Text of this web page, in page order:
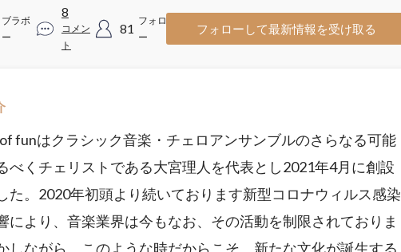
ブラボ
ー
8
コメン
ト
81
フォロワ
ー
フォローして最新情報を受け取る
funはクラシック音楽・チェロアンサンブルのさらなる可能
べくチェリストである大宮理人を代表とし2021年4月に創設
た。2020年初頭より続いております新型コロナウィルス感染
により、音楽業界は今もなお、その活動を制限されておりま
しながら、このような時だからこそ、新たな文化が誕生する